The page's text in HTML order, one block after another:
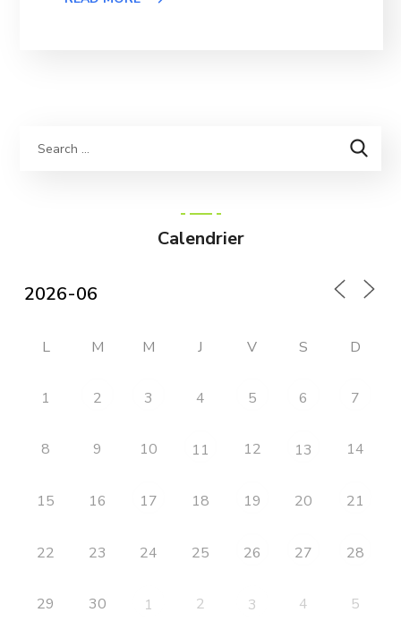
Calendrier
L M M J V S D
1 2 3 4 5 6 7
8 9 10 11 12 13 14
15 16 17 18 19 20 21
22 23 24 25 26 27 28
29 30 1 2 3 4 5